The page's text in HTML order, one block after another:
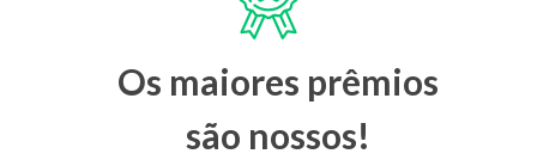
Os maiores prêmios
são nossos!